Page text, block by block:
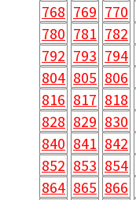
768 769 770
780 781 782
792 793 794
804 805 806
816 817 818
828 829 830
840 841 842
852 853 854
864 865 866